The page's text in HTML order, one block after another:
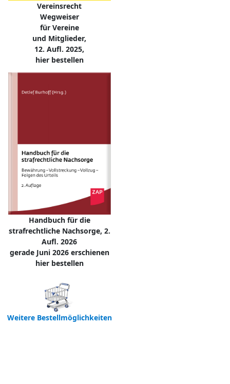
Vereinsrecht
Wegweiser
für Vereine
und Mitglieder,
12. Aufl. 2025,
hier bestellen
Handbuch für die
strafrechtliche Nachsorge, 2.
Aufl. 2026
gerade Juni 2026 erschienen
hier bestellen
Weitere Bestellmöglichkeiten